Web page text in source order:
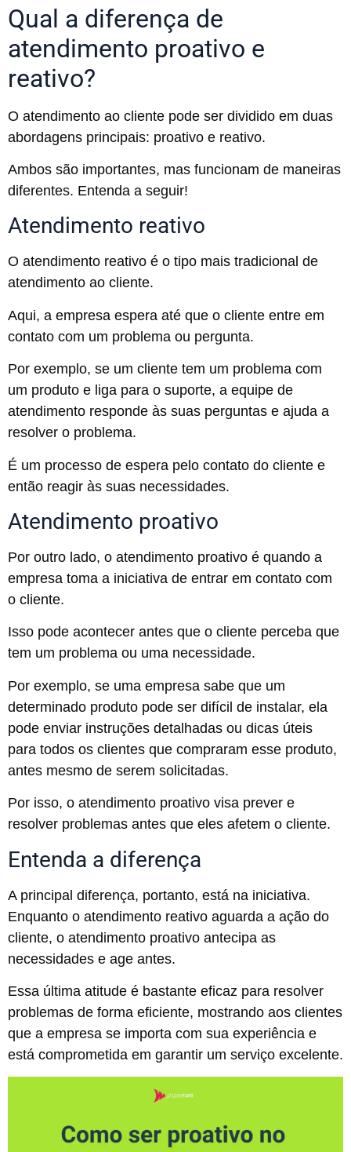
Qual a diferença de
atendimento proativo e
reativo?
O atendimento ao cliente pode ser dividido em duas
abordagens principais: proativo e reativo.
Ambos são importantes, mas funcionam de maneiras
diferentes. Entenda a seguir!
Atendimento reativo
O atendimento reativo é o tipo mais tradicional de
atendimento ao cliente.
Aqui, a empresa espera até que o cliente entre em
contato com um problema ou pergunta.
Por exemplo, se um cliente tem um problema com
um produto e liga para o suporte, a equipe de
atendimento responde às suas perguntas e ajuda a
resolver o problema.
É um processo de espera pelo contato do cliente e
então reagir às suas necessidades.
Atendimento proativo
Por outro lado, o atendimento proativo é quando a
empresa toma a iniciativa de entrar em contato com
o cliente.
Isso pode acontecer antes que o cliente perceba que
tem um problema ou uma necessidade.
Por exemplo, se uma empresa sabe que um
determinado produto pode ser difícil de instalar, ela
pode enviar instruções detalhadas ou dicas úteis
para todos os clientes que compraram esse produto,
antes mesmo de serem solicitadas.
Por isso, o atendimento proativo visa prever e
resolver problemas antes que eles afetem o cliente.
Entenda a diferença
A principal diferença, portanto, está na iniciativa.
Enquanto o atendimento reativo aguarda a ação do
cliente, o atendimento proativo antecipa as
necessidades e age antes.
Essa última atitude é bastante eficaz para resolver
problemas de forma eficiente, mostrando aos clientes
que a empresa se importa com sua experiência e
está comprometida em garantir um serviço excelente.